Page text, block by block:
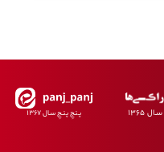
پـنجِ پنـجِ سـال ۱۳۶۷